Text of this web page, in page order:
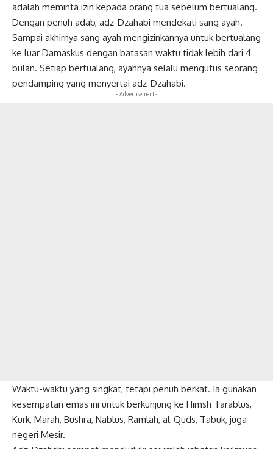
adalah meminta izin kepada orang tua sebelum bertualang.
Dengan penuh adab, adz-Dzahabi mendekati sang ayah.
Sampai akhirnya sang ayah mengizinkannya untuk bertualang
ke luar Damaskus dengan batasan waktu tidak lebih dari 4
bulan. Setiap bertualang, ayahnya selalu mengutus seorang
pendamping yang menyertai adz-Dzahabi.
- Advertisement -
Waktu-waktu yang singkat, tetapi penuh berkat. Ia gunakan
kesempatan emas ini untuk berkunjung ke Himsh Tarablus,
Kurk, Marah, Bushra, Nablus, Ramlah, al-Quds, Tabuk, juga
negeri Mesir.